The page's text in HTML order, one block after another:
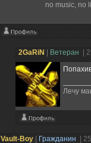
no music, no
2GaRiN Ветеран
|
Лечу
Vault-Boy Гражданин
|